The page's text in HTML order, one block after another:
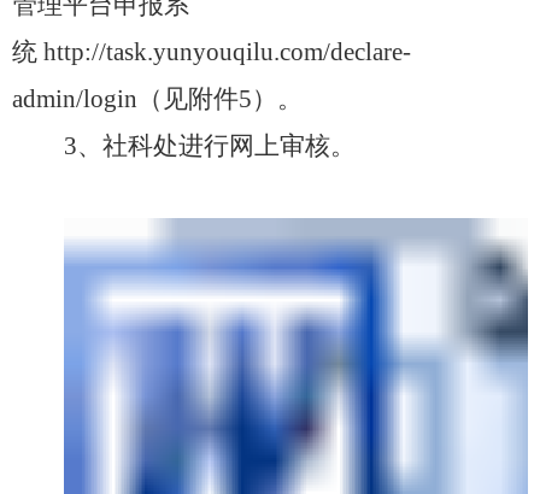
统 http://task.yunyouqilu.com/declare-
admin/login（见附件5）。
3、 社科处进行网上审核。